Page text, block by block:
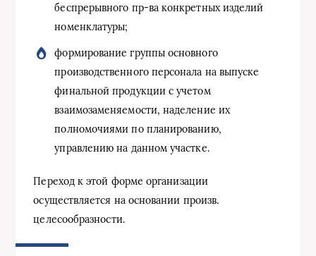
беспрерывного пр-ва конкретных изделий
номенклатуры;
формирование группы основного
производственного персонала на выпуске
финальной продукции с учетом
взаимозаменяемости, наделение их
полномочиями по планированию,
управлению на данном участке.
Переход к этой форме организации
осуществляется на основании произв.
целесообразности.